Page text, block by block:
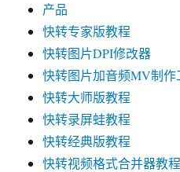
产品
快转专家版教程
快转图片DPI修改器
快转图片加音频MV制作
快转大师版教程
快转录屏蛙教程
快转经典版教程
快转视频格式合并器教程